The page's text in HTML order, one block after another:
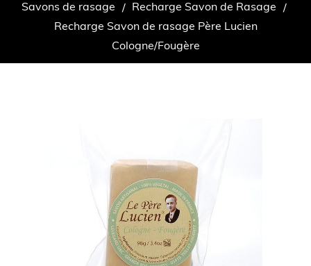
Savons de rasage
Recharge Savon de Rasage
Recharge Savon de rasage Père Lucien
Cologne/Fougère